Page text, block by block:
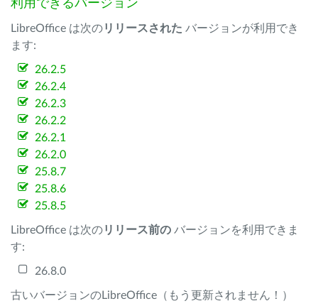
利用できるバージョン
LibreOffice は次のリリースされた バージョンが利用でき
ます:
26.2.5
26.2.4
26.2.3
26.2.2
26.2.1
26.2.0
25.8.7
25.8.6
25.8.5
LibreOffice は次のリリース前の バージョンを利用できま
す:
26.8.0
古いバージョンのLibreOffice（もう更新されません！）